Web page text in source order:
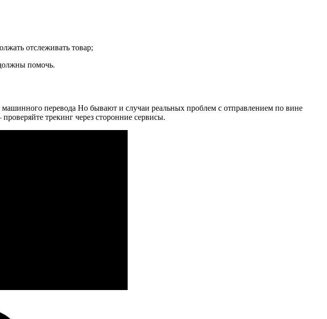
отслеживать товар;
помочь.
перевода Но бывают и случаи реальных проблем с отправлением по вине
трекинг через сторонние сервисы.